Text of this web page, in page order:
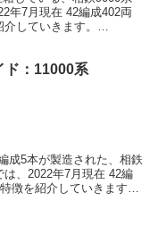
年7月現在 42編成402両
していきます。
ド：11000系
成5本が製造された、相鉄
、2022年7月現在 42編
徴を紹介していきます。